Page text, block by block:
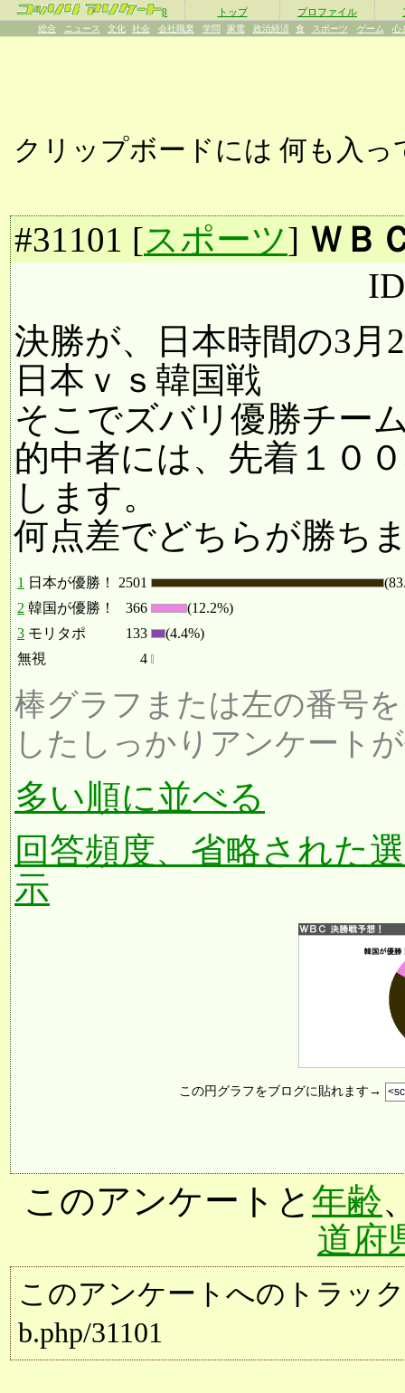
β トップ プロファイル
総合 ニュース 文化 社会 会社職業 学問 家電 政治経済 食 スポーツ ゲーム 心
クリップボードには 何も入っ
#31101 [スポーツ] ＷＢ
決勝が、日本時間の3月
日本ｖｓ韓国戦
そこでズバリ優勝チー
的中者には、先着１０
します。
何点差でどちらが勝ち
1 日本が優勝！ 2501
2 韓国が優勝！ 366
(12.2%)
3 モリタポ 133
(4.4%)
無視
4
棒グラフまたは左の番号
したしっかりアンケート
多い順に並べる
回答頻度、省略された
示
この円グラフをブログに貼れます→
このアンケートと 年齢
道府
このアンケートへのトラッ
b.php/31101